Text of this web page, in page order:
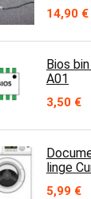
14,90 €
Bios
A01
3,50 €
linge
5,99 €